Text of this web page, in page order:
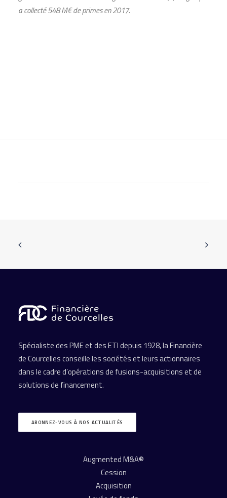
a collecté 548 M€ de primes en 2017.
Spécialiste des PME et des ETI depuis 1928, la Financière
de Courcelles conseille les sociétés et leurs actionnaires
dans le cadre d’opérations de fusions-acquisitions et de
solutions de financement.
ABONNEZ-VOUS À NOS ACTUALITÉS
Augmented M&A®
Cession
Acquisition